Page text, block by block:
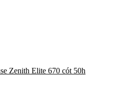
Zenith Elite 670 cót 50h